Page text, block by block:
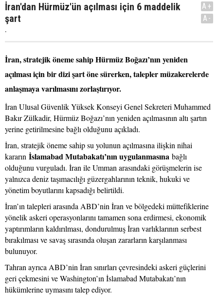
İran'dan Hürmüz'ün açılması için 6 maddelik
şart
.
A+
A-
İran, stratejik öneme sahip Hürmüz Boğazı’nın yeniden
açılması için bir dizi şart öne sürerken, talepler müzakerelerde
anlaşmaya varılmasını zorlaştırıyor.
İran Ulusal Güvenlik Yüksek Konseyi Genel Sekreteri Muhammed
Bakır Zülkadir, Hürmüz Boğazı’nın yeniden açılmasının altı şartın
yerine getirilmesine bağlı olduğunu açıkladı.
İran, stratejik öneme sahip su yolunun açılmasına ilişkin nihai
kararın İslamabad Mutabakatı’nın uygulanmasına bağlı
olduğunu vurguladı. İran ile Umman arasındaki görüşmelerin ise
yalnızca deniz taşımacılığı güzergahlarının teknik, hukuki ve
yönetim boyutlarını kapsadığı belirtildi.
İran’ın talepleri arasında ABD’nin İran ve bölgedeki müttefiklerine
yönelik askeri operasyonlarını tamamen sona erdirmesi, ekonomik
yaptırımların kaldırılması, dondurulmuş İran varlıklarının serbest
bırakılması ve savaş sırasında oluşan zararların karşılanması
bulunuyor.
Tahran ayrıca ABD’nin İran sınırları çevresindeki askeri güçlerini
geri çekmesini ve Washington’ın İslamabad Mutabakatı’nın
hükümlerine uymasını talep ediyor.